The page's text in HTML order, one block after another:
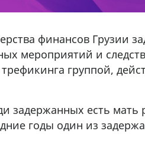
финансов Грузии
мероприятий и
группой,
задержанных есть мать
годы один из